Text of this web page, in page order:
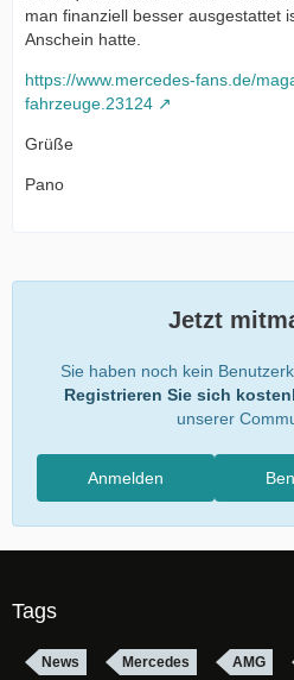
man finanziell besser ausgestattet
Anschein hatte.
https://www.mercedes-fans.de/
fahrzeuge.23124
Grüße
Pano
Jetzt
Sie haben noch kein
Registrieren Sie sich
unserer
Anmelden
Tags
News Mercedes AMG